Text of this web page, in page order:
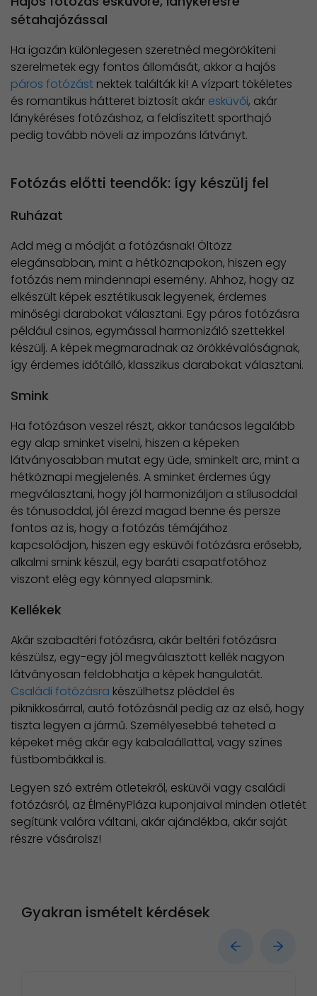
sétahajózással
Ha igazán különlegesen szeretnéd megörökíteni
szerelmetek egy fontos állomását, akkor a hajós
páros fotózást nektek találták ki! A vízpart tökéletes
és romantikus hátteret biztosít akár esküvői, akár
lánykéréses fotózáshoz, a feldíszített sporthajó
pedig tovább növeli az impozáns látványt.
Fotózás előtti teendők: így készülj fel
Ruházat
Add meg a módját a fotózásnak! Öltözz
elegánsabban, mint a hétköznapokon, hiszen egy
fotózás nem mindennapi esemény. Ahhoz, hogy az
elkészült képek esztétikusak legyenek, érdemes
minőségi darabokat választani. Egy páros fotózásra
például csinos, egymással harmonizáló szettekkel
készülj. A képek megmaradnak az örökkévalóságnak,
így érdemes időtálló, klasszikus darabokat választani.
Smink
Ha fotózáson veszel részt, akkor tanácsos legalább
egy alap sminket viselni, hiszen a képeken
látványosabban mutat egy üde, sminkelt arc, mint a
hétköznapi megjelenés. A sminket érdemes úgy
megválasztani, hogy jól harmonizáljon a stílusoddal
és tónusoddal, jól érezd magad benne és persze
fontos az is, hogy a fotózás témájához
kapcsolódjon, hiszen egy esküvői fotózásra erősebb,
alkalmi smink készül, egy baráti csapatfotóhoz
viszont elég egy könnyed alapsmink.
Kellékek
Akár szabadtéri fotózásra, akár beltéri fotózásra
készülsz, egy-egy jól megválasztott kellék nagyon
látványosan feldobhatja a képek hangulatát.
Családi fotózásra készülhetsz pléddel és
piknikkosárral, autó fotózásnál pedig az az első, hogy
tiszta legyen a jármű. Személyesebbé teheted a
képeket még akár egy kabalaállattal, vagy színes
füstbombákkal is.
Legyen szó extrém ötletekről, esküvői vagy családi
fotózásról, az ÉlményPláza kuponjaival minden ötletét
segítünk valóra váltani, akár ajándékba, akár saját
részre vásárolsz!
Gyakran ismételt kérdések